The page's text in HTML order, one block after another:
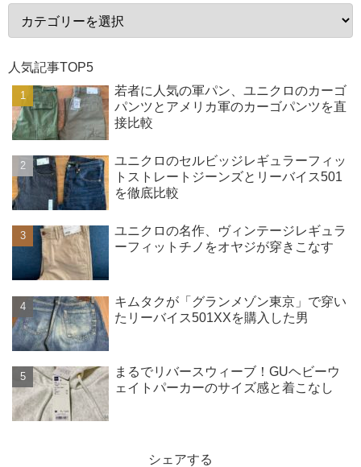
人気記事TOP5
若者に人気の軍パン、ユニクロのカーゴ
パンツとアメリカ軍のカーゴパンツを直
接比較
ユニクロのセルビッジレギュラーフィッ
トストレートジーンズとリーバイス501
を徹底比較
ユニクロの名作、ヴィンテージレギュラ
ーフィットチノをオヤジが穿きこなす
キムタクが「グランメゾン東京」で穿い
たリーバイス501XXを購入した男
まるでリバースウィーブ！GUヘビーウ
ェイトパーカーのサイズ感と着こなし
シェアする